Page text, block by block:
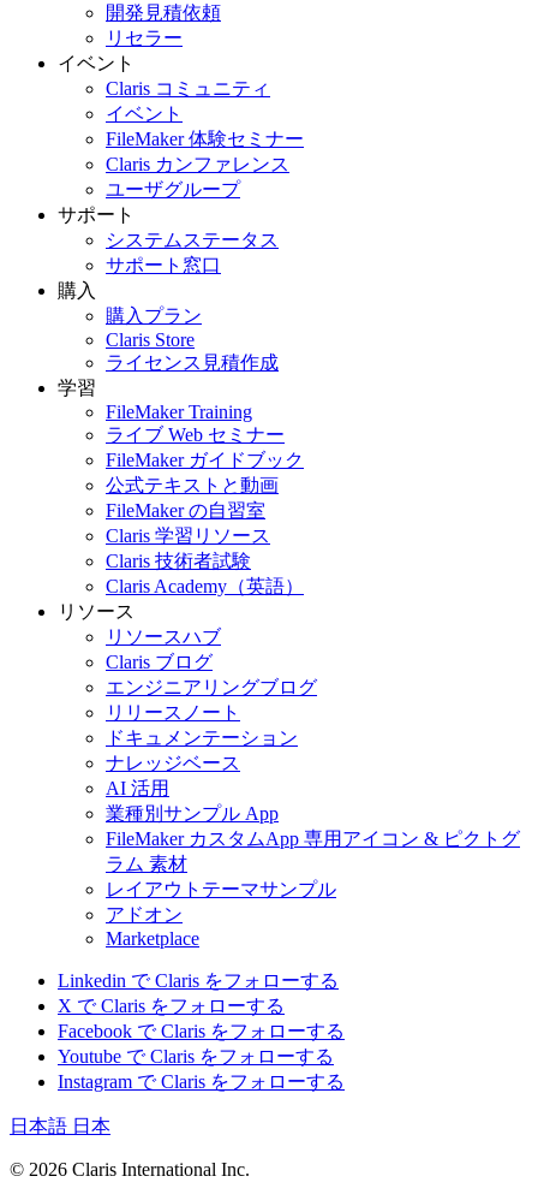
開発見積依頼
リセラー
イベント
Claris コミュニティ
イベント
FileMaker 体験セミナー
Claris カンファレンス
ユーザグループ
サポート
システムステータス
サポート窓口
購入
購入プラン
Claris Store
ライセンス見積作成
学習
FileMaker Training
ライブ Web セミナー
FileMaker ガイドブック
公式テキストと動画
FileMaker の自習室
Claris 学習リソース
Claris 技術者試験
Claris Academy（英語）
リソース
リソースハブ
Claris ブログ
エンジニアリングブログ
リリースノート
ドキュメンテーション
ナレッジベース
AI 活用
業種別サンプル App
FileMaker カスタムApp 専用アイコン & ピクトグ
ラム 素材
レイアウトテーマサンプル
アドオン
Marketplace
Linkedin で Claris をフォローする
X で Claris をフォローする
Facebook で Claris をフォローする
Youtube で Claris をフォローする
Instagram で Claris をフォローする
日本語 日本
© 2026 Claris International Inc.